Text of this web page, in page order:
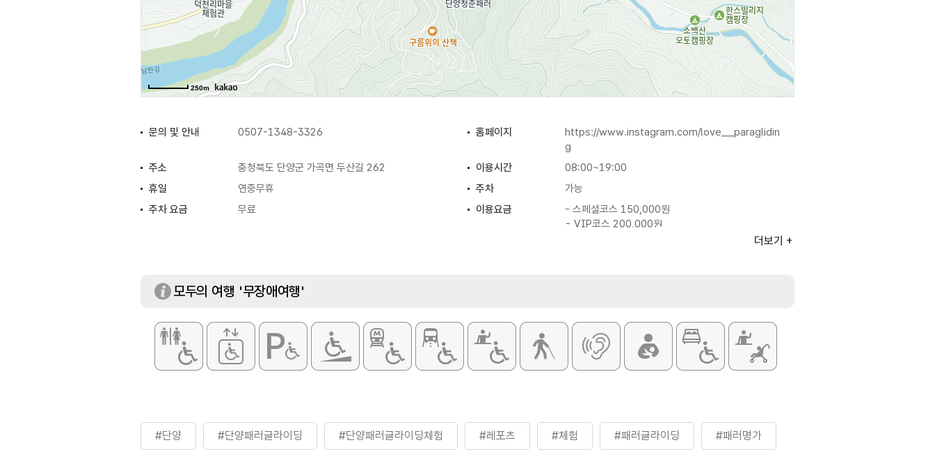
250m
문의 및 안내 0507-1348-3326 홈페이지
https://www.instagram.com/love__paraglidin
g
주소
충청북도 단양군 가곡면 두산길 262 이용시간
08:00~19:00
휴일
연중무휴 주차
가능
주차 요금
무료 이용요금
- 스페셜코스 150,000원
- VIP코스 200,000원
더보기
모두의 여행 '무장애여행'
#단양 #단양패러글라이딩 #단양패러글라이딩체험 #레포츠 #체험 #패러글라이딩 #패러명가